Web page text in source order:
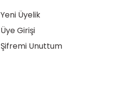
Yeni Üyelik
Üye Girişi
Şifremi Unuttum